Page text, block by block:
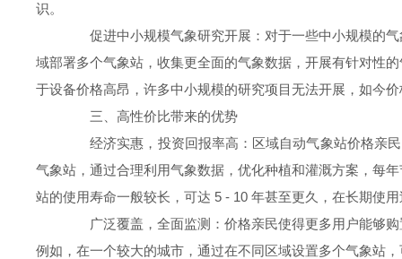
识。
促进中小规模气象研究开展：对于一些中小规模的气
域部署多个气象站，收集更全面的气象数据，开展有针对性
于设备价格高昂，许多中小规模的研究项目无法开展，如今
三、高性价比带来的优势
经济实惠，投资回报率高：区域自动气象站价格亲民
气象站，通过合理利用气象数据，优化种植和灌溉方案，每
站的使用寿命一般较长，可达 5 - 10 年甚至更久，在长期使
广泛覆盖，全面监测：价格亲民使得更多用户能够购
例如，在一个较大的城市，通过在不同区域设置多个气象站